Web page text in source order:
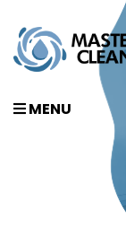
MENU